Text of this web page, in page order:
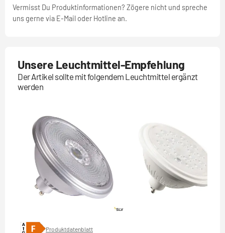
Vermisst Du Produktinformationen? Zögere nicht und spreche
uns gerne via E-Mail oder Hotline an.
Unsere Leuchtmittel-Empfehlung
Der Artikel sollte mit folgendem Leuchtmittel ergänzt
werden
Produktdatenblatt